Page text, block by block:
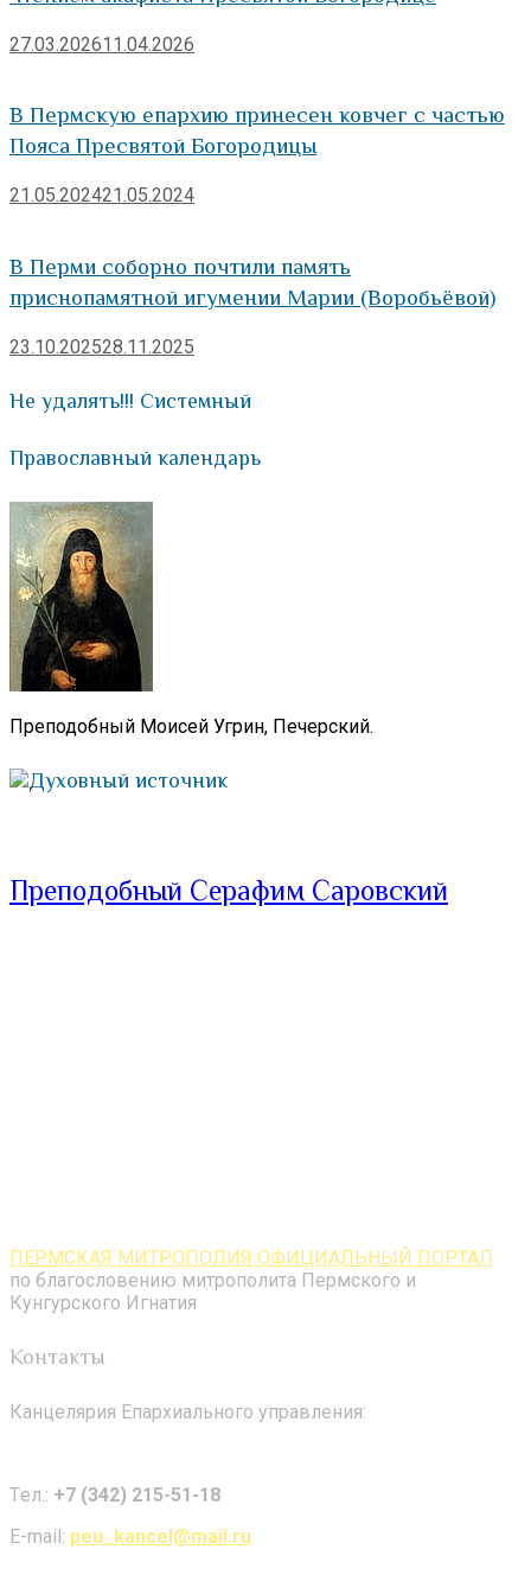
27.03.202611.04.2026
В Пермскую епархию принесен ковчег с частью
Пояса Пресвятой Богородицы
21.05.202421.05.2024
В Перми соборно почтили память
приснопамятной игумении Марии (Воробьёвой)
23.10.202528.11.2025
Не удалять!!! Системный
Православный календарь
Преподобный Моисей Угрин, Печерский.
Духовный источник
Преподобный Серафим Саровский
ПЕРМСКАЯ МИТРОПОЛИЯ ОФИЦИАЛЬНЫЙ ПОРТАЛ
по благословению митрополита Пермского и
Кунгурского Игнатия
Контакты
Канцелярия Епархиального управления:
Tел.: +7 (342) 215-51-18
E-mail: peu_kancel@mail.ru